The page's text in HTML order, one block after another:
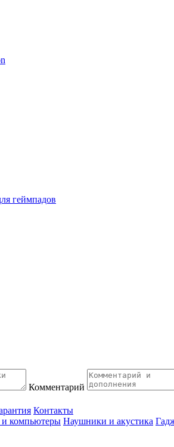
геймпадов
Комментарий
Контакты
и компьютеры Наушники и акустика